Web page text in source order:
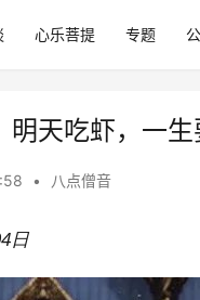
心乐菩提 专题
天吃虾，一
• 八点僧音
日